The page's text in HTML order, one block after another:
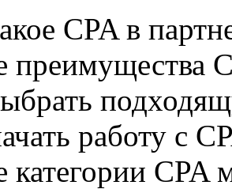
CPA в
преимущества
работу с
категории CPA